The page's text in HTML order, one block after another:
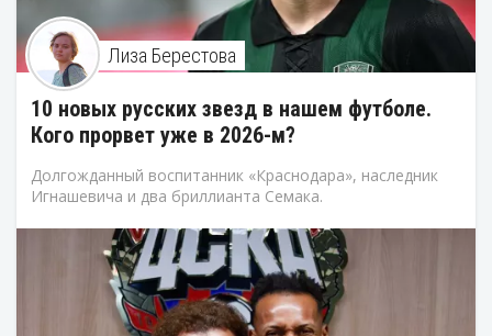
Лиза Берестова
10 новых русских звезд в нашем футболе.
Кого прорвет уже в 2026-м?
Долгожданный воспитанник «Краснодара», наследник
Игнашевича и два бриллианта Семака.